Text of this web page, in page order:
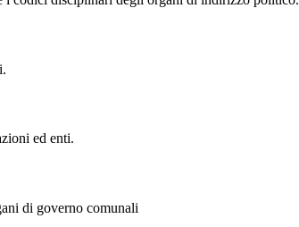
ed enti.
di governo comunali